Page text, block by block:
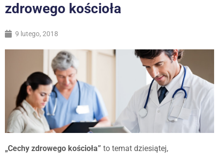
zdrowego kościoła
9 lutego, 2018
„Cechy zdrowego kościoła” to temat dziesiątej,